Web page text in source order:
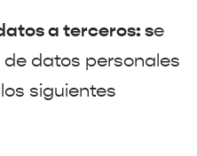
a terceros: se
datos personales
siguientes